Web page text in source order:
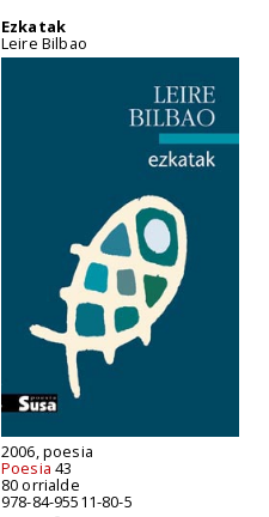
Ezkatak
Leire Bilbao
2006, poesia
Poesia 43
80 orrialde
978-84-95511-80-5